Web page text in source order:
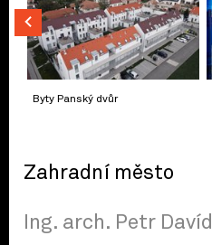
Byty Panský dvůr
Zahradní město
Ing. arch. Petr